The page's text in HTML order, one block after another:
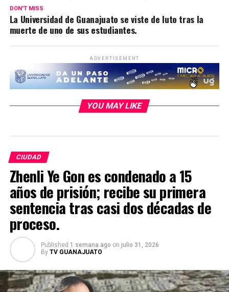
DON'T MISS
La Universidad de Guanajuato se viste de luto tras la
muerte de uno de sus estudiantes.
ADVERTISEMENT
YOU MAY LIKE
CIUDAD
Zhenli Ye Gon es condenado a 15
años de prisión; recibe su primera
sentencia tras casi dos décadas de
proceso.
Published 1 semana ago on julio 31, 2026
By TV GUANAJUATO